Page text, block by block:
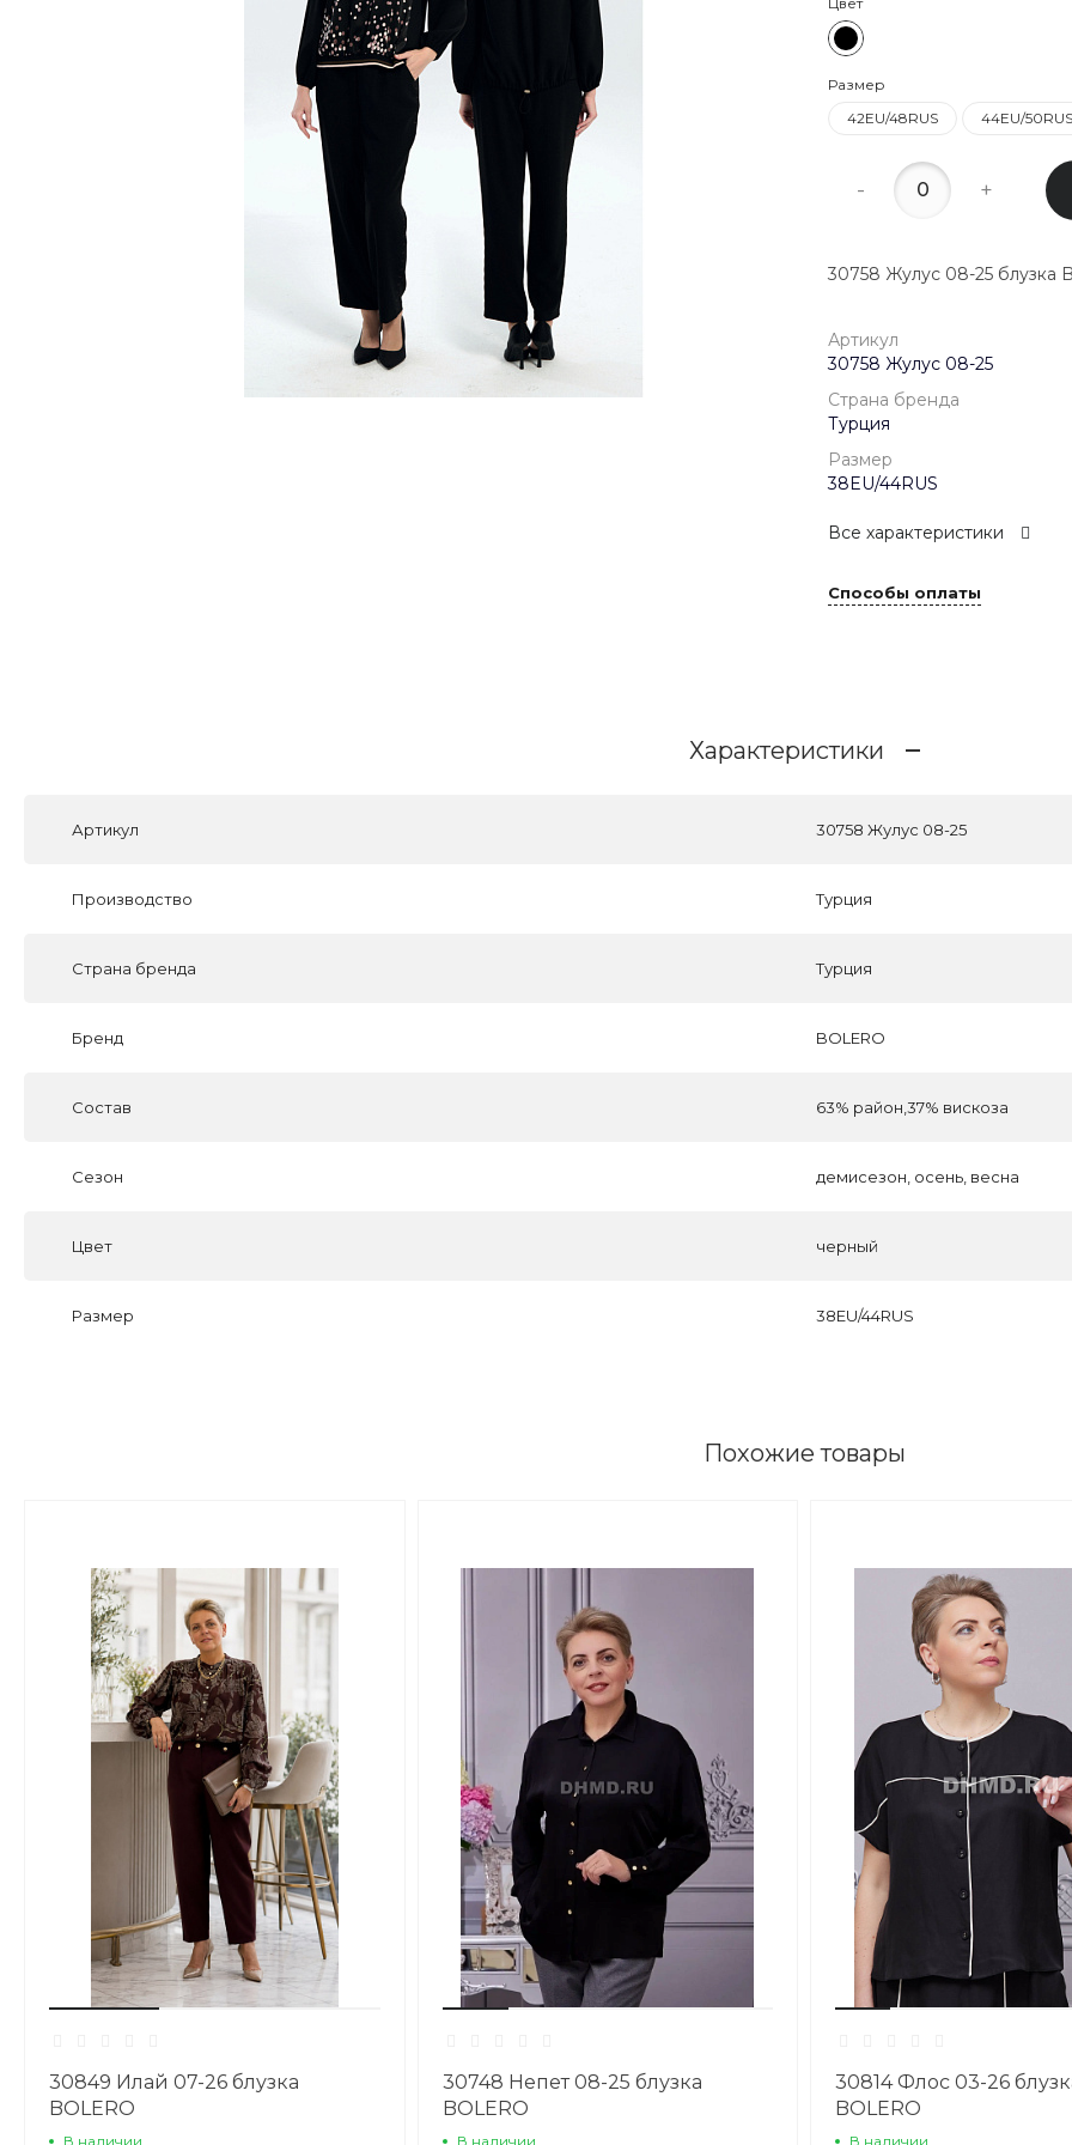
Школьная,
Сб-Вс
Размер
42EU/48RUS
44EU/50RUS
- +
30758 Жулус 08-25 блузка
Артикул
30758 Жулус 08-25
Страна бренда
Турция
Размер
38EU/44RUS
Все характеристики
Способы оплаты
Характеристики
Артикул 30758 Жулус 08-25
Производство Турция
Страна бренда Турция
Бренд BOLERO
Состав 63% район,37% вискоза
Сезон демисезон, осень, весна
Цвет черный
Размер 38EU/44RUS
Похожие товары
30849 Илай 07-26 блузка
BOLERO
В наличии
30748 Непет 08-25 блузка
BOLERO
В наличии
30814 Флос 03-26
BOLERO
В наличии